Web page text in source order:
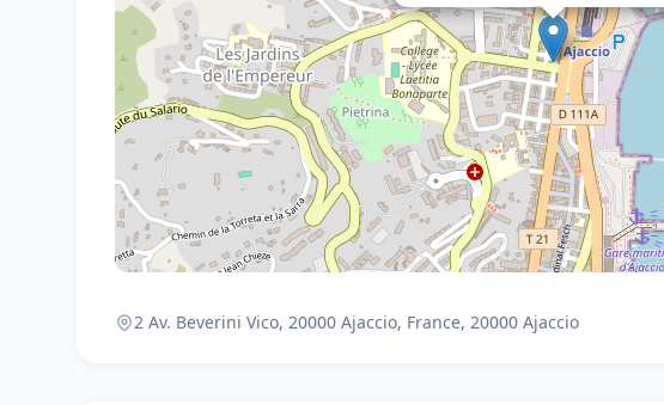
2 Av. Beverini Vico, 20000 Ajaccio, France, 20000 Ajaccio